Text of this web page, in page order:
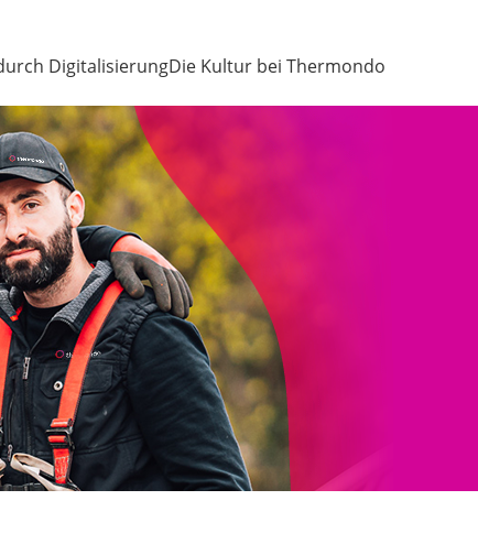
DigitalisierungDie Kultur bei Thermondo